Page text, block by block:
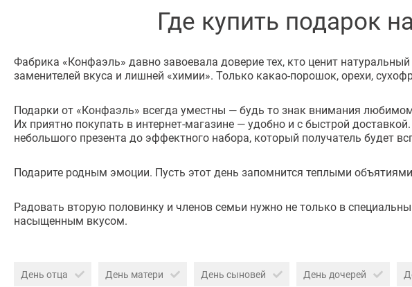
Где купить подарок
Фабрика «Конфаэль» давно завоевала доверие тех, кто ценит
заменителей вкуса и лишней «химии». Только какао-порошок, орехи,
Подарки от «Конфаэль» всегда уместны — будь то знак внимания
Их приятно покупать в интернет-магазине — удобно и с быстрой
небольшого презента до эффектного набора, который получатель будет
Подарите родным эмоции. Пусть этот день запомнится теплыми
Радовать вторую половинку и членов семьи нужно не только в
насыщенным вкусом.
День отца День матери День сыновей День дочерей